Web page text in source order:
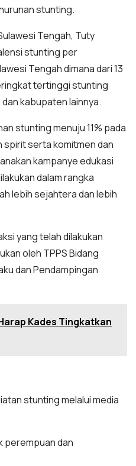
stunting.
Tengah, Tuty
stunting per
Tengah dimana dari 13
tertinggi stunting
kabupaten lainnya.
stunting menuju 11% pada
spirit serta komitmen dan
kampanye edukasi
dalam rangka
lebih sejahtera dan lebih
yang telah dilakukan
oleh TPPS Bidang
dan Pendampingan
Kades Tingkatkan
stunting melalui media
perempuan dan